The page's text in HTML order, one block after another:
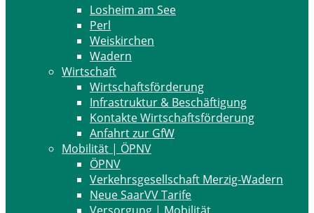
Losheim am See
Perl
Weiskirchen
Wadern
Wirtschaft
Wirtschaftsförderung
Infrastruktur & Beschäftigung
Kontakte Wirtschaftsförderung
Anfahrt zur GfW
Mobilität | ÖPNV
ÖPNV
Verkehrsgesellschaft Merzig-Wadern
Neue SaarVV Tarife